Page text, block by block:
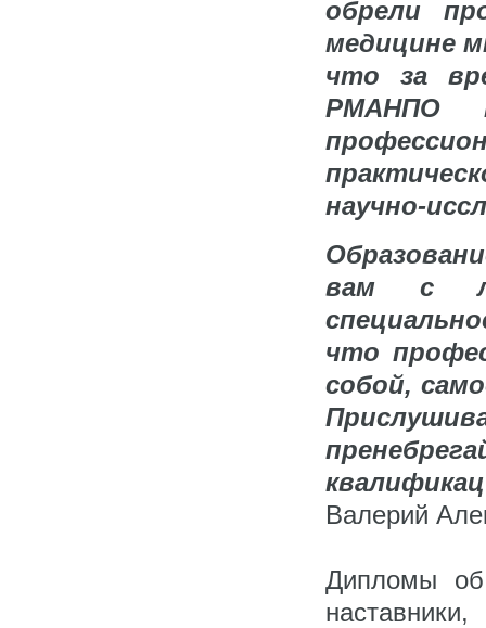
обрели
медицине
что за
РМАНПО
научно-
вам с
что
собой,
Валерий
Дипломы об